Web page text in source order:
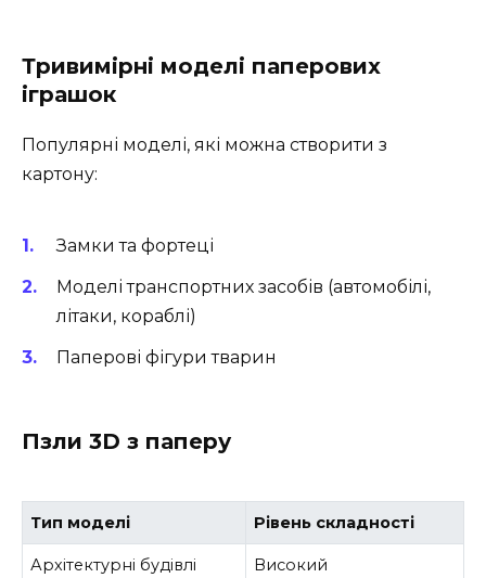
Тривимірні моделі паперових
іграшок
Популярні моделі, які можна створити з
картону:
Замки та фортеці
Моделі транспортних засобів (автомобілі,
літаки, кораблі)
Паперові фігури тварин
Пзли 3D з паперу
Тип моделі Рівень складності
Архітектурні будівлі Високий